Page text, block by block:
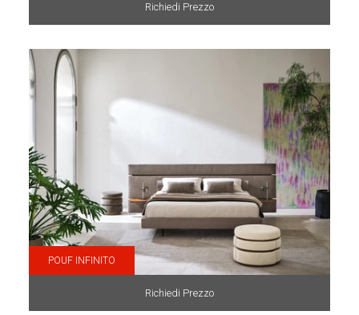
Richiedi Prezzo
POUF INFINITO
Richiedi Prezzo